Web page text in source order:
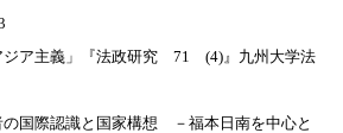
ア主義」『法政研究 71 (4)』九州大学法
国際認識と国家構想 －福本日南を中心と